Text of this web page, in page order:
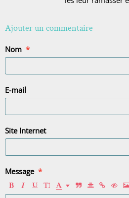
Ajouter un commentaire
Nom
E-mail
Site Internet
Message